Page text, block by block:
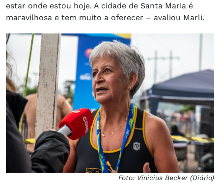
estar onde estou hoje. A cidade de Santa Maria é
maravilhosa e tem muito a oferecer – avaliou Marli.
Foto: Vinicius Becker (Diário)